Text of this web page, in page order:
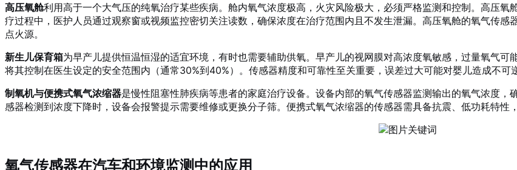
高压氧舱利用高于一个大气压的纯氧治疗某些疾病。舱内氧气浓度极高，火灾风险极大，必须严格监测和控制。高压
疗过程中，医护人员通过观察窗或视频监控密切关注读数，确保浓度在治疗范围内且不发生泄漏。高压氧舱的氧气传
点火源。
新生儿保育箱为早产儿提供恒温恒湿的适宜环境，有时也需要辅助供氧。早产儿的视网膜对高浓度氧敏感，过量氧气可
将其控制在医生设定的安全范围内（通常30%到40%）。传感器精度和可靠性至关重要，误差过大可能对婴儿造成不可
制氧机与便携式氧气浓缩器是慢性阻塞性肺疾病等患者的家庭治疗设备。设备内部的氧气传感器监测输出的氧气浓度
感器检测到浓度下降时，设备会报警提示需要维修或更换分子筛。便携式氧气浓缩器的传感器需具备抗震、低功耗特性
氧气传感器在汽车和环境监测中的应用